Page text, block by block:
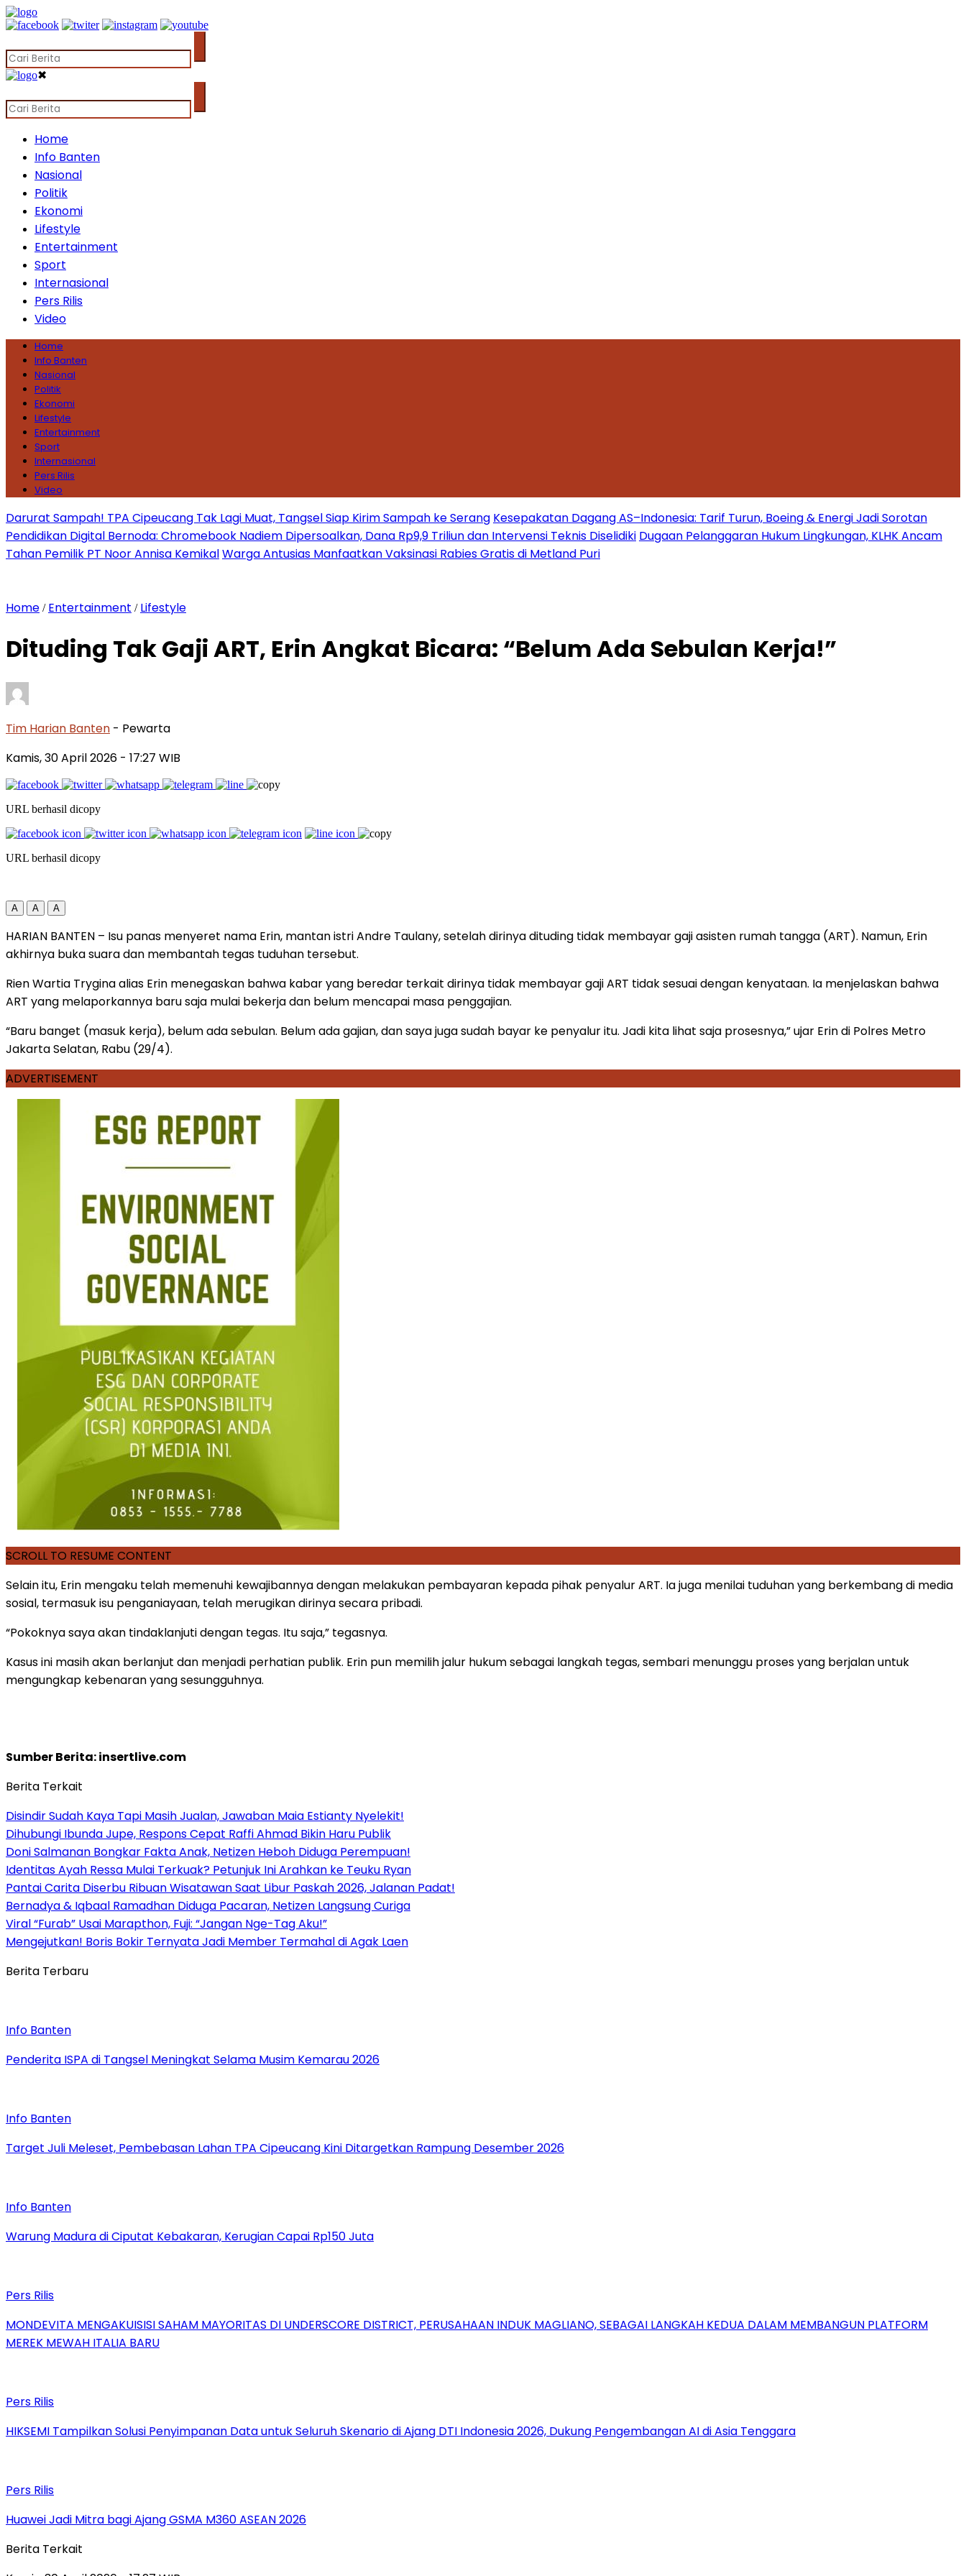
✖
Home
Info Banten
Nasional
Politik
Ekonomi
Lifestyle
Entertainment
Sport
Internasional
Pers Rilis
Video
Home
Info Banten
Nasional
Politik
Ekonomi
Lifestyle
Entertainment
Sport
Internasional
Pers Rilis
Video
Darurat Sampah! TPA Cipeucang Tak Lagi Muat, Tangsel Siap Kirim Sampah ke Serang Kesepakatan Dagang AS–Indonesia: Tarif Turun, Boeing & Energi Jadi Sorotan
Pendidikan Digital Bernoda: Chromebook Nadiem Dipersoalkan, Dana Rp9,9 Triliun dan Intervensi Teknis Diselidiki Dugaan Pelanggaran Hukum Lingkungan, KLHK Ancam
Tahan Pemilik PT Noor Annisa KemikalWarga Antusias Manfaatkan Vaksinasi Rabies Gratis di Metland Puri
Home / Entertainment / Lifestyle
Dituding Tak Gaji ART, Erin Angkat Bicara: “Belum Ada Sebulan Kerja!”
Tim Harian Banten - Pewarta
Kamis, 30 April 2026 - 17:27 WIB
URL berhasil dicopy
URL berhasil dicopy
A A A
HARIAN BANTEN – Isu panas menyeret nama Erin, mantan istri Andre Taulany, setelah dirinya dituding tidak membayar gaji asisten rumah tangga (ART). Namun, Erin
akhirnya buka suara dan membantah tegas tuduhan tersebut.
Rien Wartia Trygina alias Erin menegaskan bahwa kabar yang beredar terkait dirinya tidak membayar gaji ART tidak sesuai dengan kenyataan. Ia menjelaskan bahwa
ART yang melaporkannya baru saja mulai bekerja dan belum mencapai masa penggajian.
“Baru banget (masuk kerja), belum ada sebulan. Belum ada gajian, dan saya juga sudah bayar ke penyalur itu. Jadi kita lihat saja prosesnya,” ujar Erin di Polres Metro
Jakarta Selatan, Rabu (29/4).
ADVERTISEMENT
SCROLL TO RESUME CONTENT
Selain itu, Erin mengaku telah memenuhi kewajibannya dengan melakukan pembayaran kepada pihak penyalur ART. Ia juga menilai tuduhan yang berkembang di media
sosial, termasuk isu penganiayaan, telah merugikan dirinya secara pribadi.
“Pokoknya saya akan tindaklanjuti dengan tegas. Itu saja,” tegasnya.
Kasus ini masih akan berlanjut dan menjadi perhatian publik. Erin pun memilih jalur hukum sebagai langkah tegas, sembari menunggu proses yang berjalan untuk
mengungkap kebenaran yang sesungguhnya.
Sumber Berita: insertlive.com
Berita Terkait
Disindir Sudah Kaya Tapi Masih Jualan, Jawaban Maia Estianty Nyelekit!
Dihubungi Ibunda Jupe, Respons Cepat Raffi Ahmad Bikin Haru Publik
Doni Salmanan Bongkar Fakta Anak, Netizen Heboh Diduga Perempuan!
Identitas Ayah Ressa Mulai Terkuak? Petunjuk Ini Arahkan ke Teuku Ryan
Pantai Carita Diserbu Ribuan Wisatawan Saat Libur Paskah 2026, Jalanan Padat!
Bernadya & Iqbaal Ramadhan Diduga Pacaran, Netizen Langsung Curiga
Viral “Furab” Usai Marapthon, Fuji: “Jangan Nge-Tag Aku!”
Mengejutkan! Boris Bokir Ternyata Jadi Member Termahal di Agak Laen
Berita Terbaru
Info Banten
Penderita ISPA di Tangsel Meningkat Selama Musim Kemarau 2026
Info Banten
Target Juli Meleset, Pembebasan Lahan TPA Cipeucang Kini Ditargetkan Rampung Desember 2026
Info Banten
Warung Madura di Ciputat Kebakaran, Kerugian Capai Rp150 Juta
Pers Rilis
MONDEVITA MENGAKUISISI SAHAM MAYORITAS DI UNDERSCORE DISTRICT, PERUSAHAAN INDUK MAGLIANO, SEBAGAI LANGKAH KEDUA DALAM MEMBANGUN PLATFORM
MEREK MEWAH ITALIA BARU
Pers Rilis
HIKSEMI Tampilkan Solusi Penyimpanan Data untuk Seluruh Skenario di Ajang DTI Indonesia 2026, Dukung Pengembangan AI di Asia Tenggara
Pers Rilis
Huawei Jadi Mitra bagi Ajang GSMA M360 ASEAN 2026
Berita Terkait